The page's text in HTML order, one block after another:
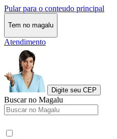
Pular para o conteudo principal
Tem no magalu
Atendimento
Digite seu CEP
Buscar no Magalu